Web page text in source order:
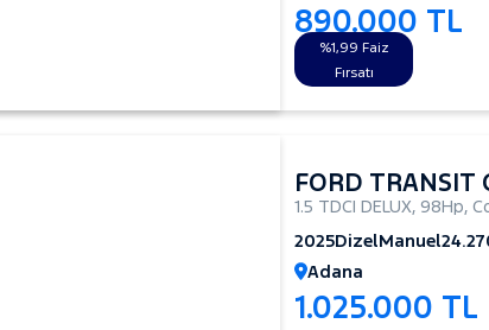
890.000 TL
%1,99 Faiz
Fırsatı
FORD TRANSIT
1.5 TDCI DELUX, 98Hp,
2025DizelManuel
Adana
1.025.000 TL